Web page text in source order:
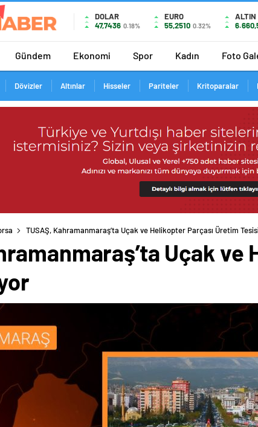
DOLAR
47,7436 0.18%
EURO
55,2510 0.32%
ALTIN
Gündem Ekonomi Spor Kadın Foto
Dövizler Altınlar Hisseler Pariteler Kritoparalar
TUSAŞ, Kahramanmaraş’ta Uçak ve Helikopter Parçası Üretim
Uçak ve